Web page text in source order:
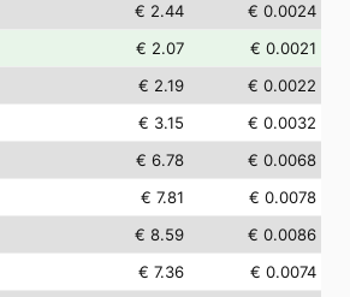
€ 2.44
€ 0.0024
€ 2.07
€ 0.0021
€ 2.19
€ 0.0022
€ 3.15
€ 0.0032
€ 6.78
€ 0.0068
€ 7.81
€ 0.0078
€ 8.59
€ 0.0086
€ 7.36
€ 0.0074